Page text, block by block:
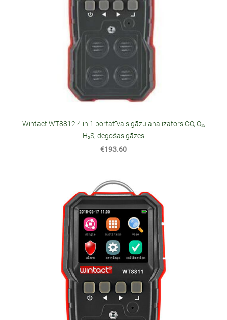
Wintact WT8812 4 in 1 portatīvais gāzu analizators CO, O₂,
H₂S, degošas gāzes
€193.60